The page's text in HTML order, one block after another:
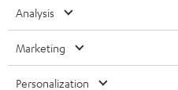
ULTIMA-SERIE
IN-EAR-KOPFHÖRER
FANSHOP
TEUFEL STORY
UNSER MANAGEMENT
NACHHALTIGKEIT
POLEN
SPANIEN
Fotos abgebildete Zubehör ist nicht im
Analysis
Marketing
Personalization